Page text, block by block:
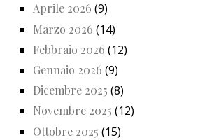
Aprile 2026 (9)
Marzo 2026 (14)
Febbraio 2026 (12)
Gennaio 2026 (9)
Dicembre 2025 (8)
Novembre 2025 (12)
Ottobre 2025 (15)